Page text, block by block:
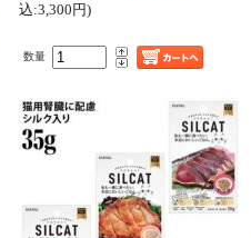
込:3,300円)
数量